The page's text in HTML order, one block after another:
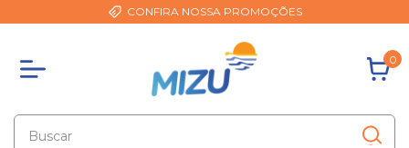
CONFIRA NOSSA PROMOÇÕES
0